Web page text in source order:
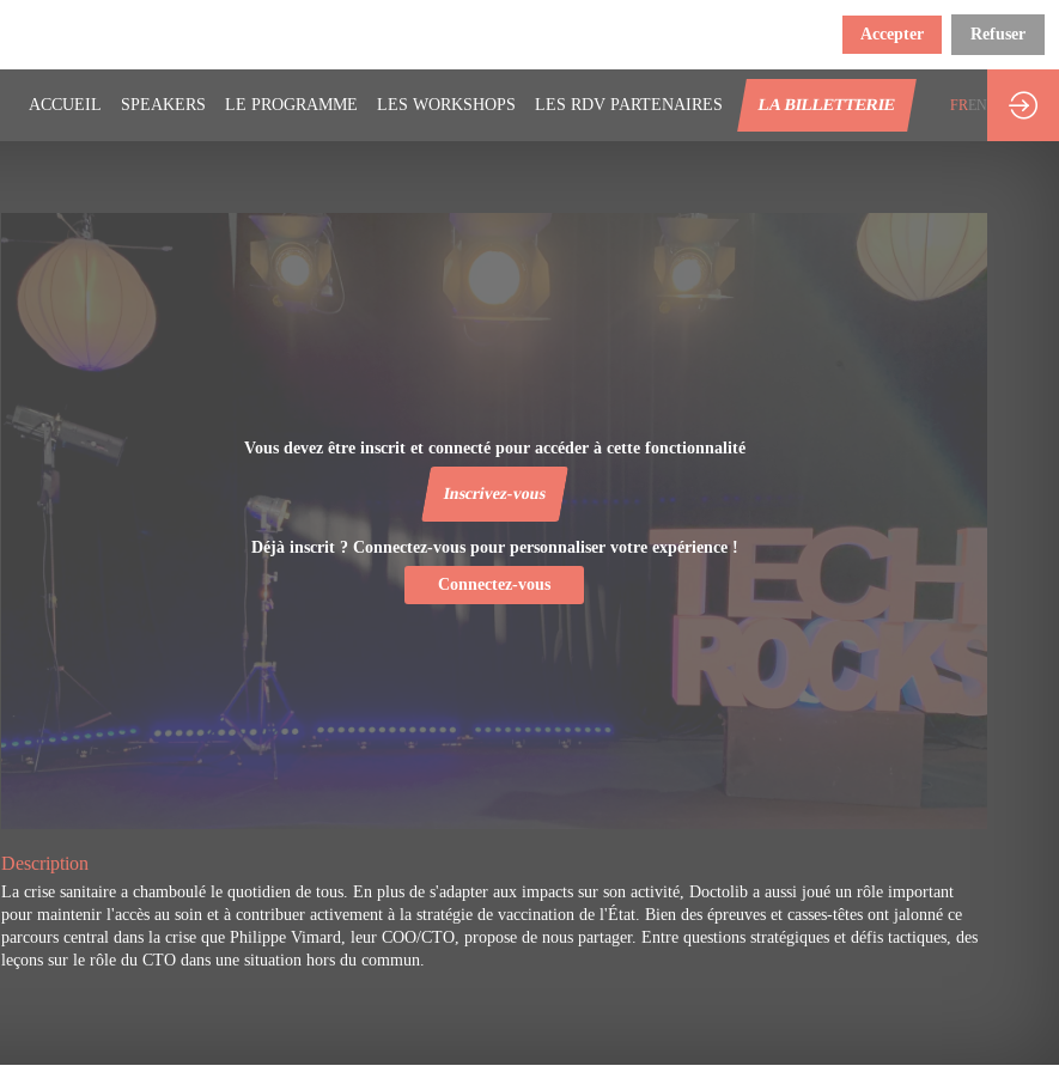
ACCUEIL SPEAKERS LE PROGRAMME LES WORKSHOPS LES RDV PARTENAIRES LA BILLETTERIE FREN
Vous devez être inscrit et connecté pour accéder à cette fonctionnalité
Inscrivez-vous
Déjà inscrit ? Connectez-vous pour personnaliser votre expérience !​
Connectez-vous
Description
La crise sanitaire a chamboulé le quotidien de tous. En plus de s'adapter aux impacts sur son activité, Doctolib a aussi joué un rôle important
pour maintenir l'accès au soin et à contribuer activement à la stratégie de vaccination de l'État. Bien des épreuves et casses-têtes ont jalonné ce
parcours central dans la crise que Philippe Vimard, leur COO/CTO, propose de nous partager. Entre questions stratégiques et défis tactiques, des
leçons sur le rôle du CTO dans une situation hors du commun.
Accepter Refuser